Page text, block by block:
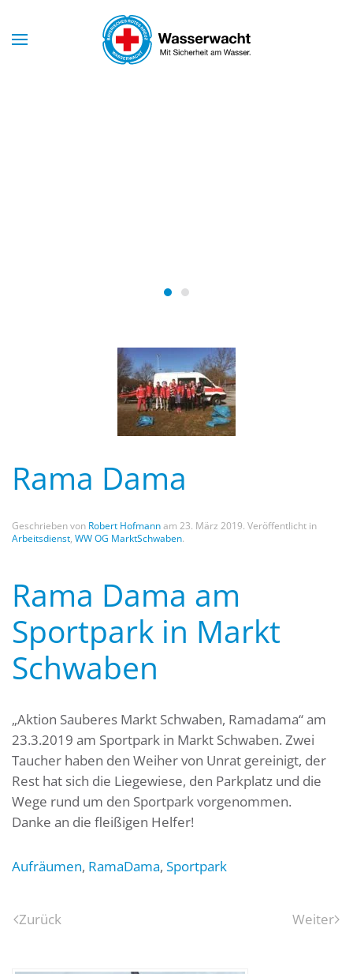
Skip to main content
Wasserwacht Markt
Rama Dama
Geschrieben von Robert Hofmannam 23. März 2019. Veröffentlicht in
Arbeitsdienst, WW OG MarktSchwaben.
Rama Dama am
Sportpark in Markt
Schwaben
„Aktion Sauberes Markt Schwaben, Ramadama“ am
23.3.2019 am Sportpark in Markt Schwaben. Zwei
Taucher haben den Weiher von Unrat gereinigt, der
Rest hat sich die Liegewiese, den Parkplatz und die
Wege rund um den Sportpark vorgenommen.
Danke an die fleißigen Helfer!
Aufräumen, RamaDama, Sportpark
Zurück Weiter